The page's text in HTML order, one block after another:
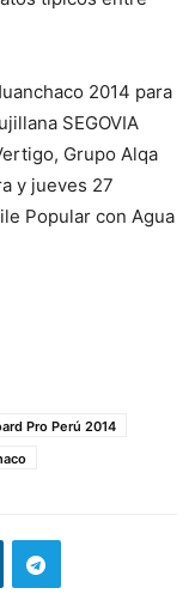
2014 para
SEGOVIA
Grupo Alqa
y jueves 27
Popular con Agua
Pro Perú 2014